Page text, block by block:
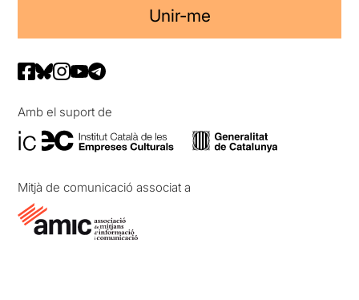
Unir-me
Amb el suport de
Mitjà de comunicació associat a